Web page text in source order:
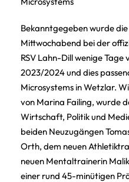
Bekanntgegeben wurde
Mittwochabend bei der
RSV Lahn-Dill wenige
2023/2024 und dies
Microsystems in Wetzlar.
von Marina Failing, wurde
Wirtschaft, Politik und
beiden Neuzugängen
Orth, dem neuen
neuen Mentaltrainerin
einer rund 45-minütigen